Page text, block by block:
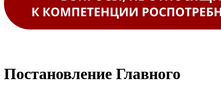
Постановление Главного